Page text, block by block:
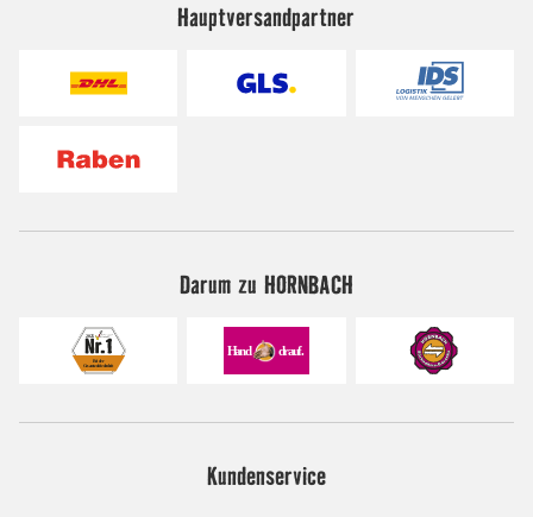
Hauptversandpartner
Darum zu HORNBACH
Kundenservice